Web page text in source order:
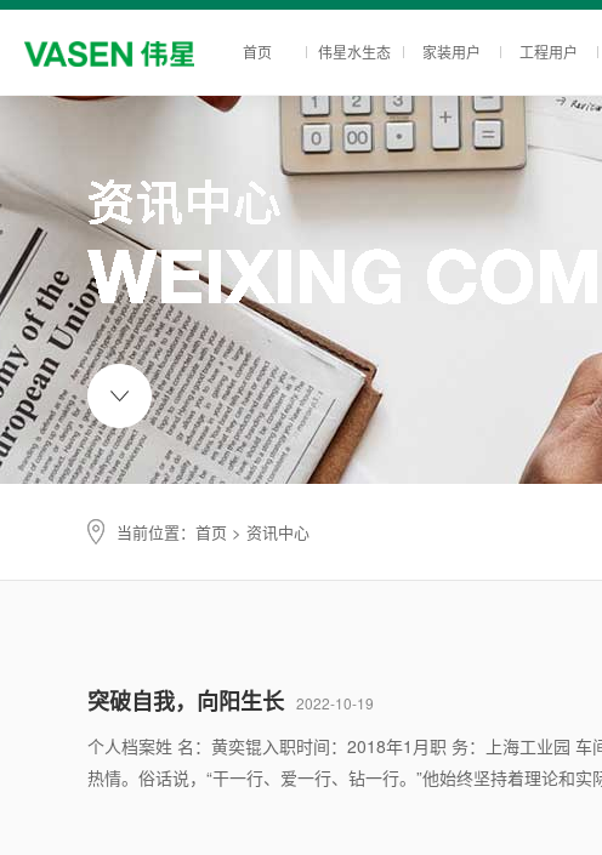
首页 伟星水生态 家装用户 工程用户
当前位置： 首页 > 资讯中心
突破自我，向阳生长 2022-10-19
个人档案姓 名：黄奕锟入职时间：2018年1月职 务：上海工业园
热情。俗话说，“干一行、爱一行、钻一行。”他始终坚持着理论和